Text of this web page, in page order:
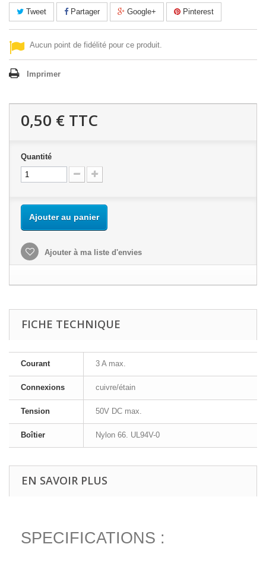
Tweet Partager Google+ Pinterest
Aucun point de fidélité pour ce produit.
Imprimer
0,50 € TTC
Quantité
Ajouter au panier
Ajouter à ma liste d'envies
FICHE TECHNIQUE
Courant 3 A max.
Connexions cuivre/étain
Tension 50V DC max.
Boîtier Nylon 66. UL94V-0
EN SAVOIR PLUS
SPECIFICATIONS :